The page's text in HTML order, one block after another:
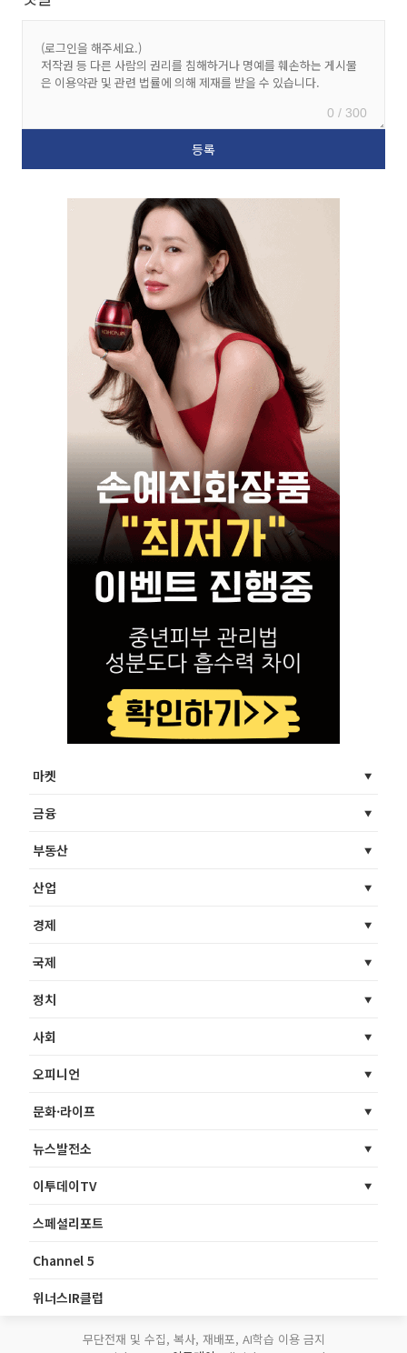
0 / 300
마켓
금융
부동산
산업
경제
국제
정치
사회
오피니언
문화·라이프
뉴스발전소
이투데이TV
스페셜리포트
Channel 5
위너스IR클럽
무단전재 및 수집, 복사, 재배포, AI학습 이용 금지